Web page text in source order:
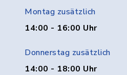
Montag zusätzlich
14:00 - 16:00 Uhr
Donnerstag zusätzlich
14:00 - 18:00 Uhr